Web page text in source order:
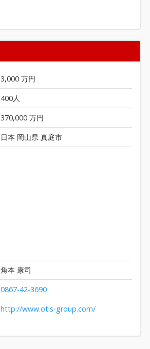
3,000 万円
400人
370,000 万円
日本 岡山県 真庭市
角本 康司
0867-42-3690
http://www.otis-group.com/